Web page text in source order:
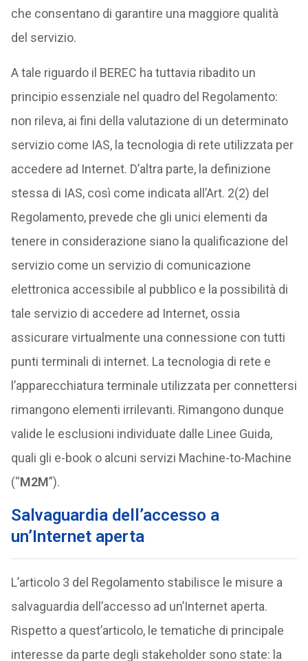
che consentano di garantire una maggiore qualità
del servizio.
A tale riguardo il BEREC ha tuttavia ribadito un
principio essenziale nel quadro del Regolamento:
non rileva, ai fini della valutazione di un determinato
servizio come IAS, la tecnologia di rete utilizzata per
accedere ad Internet. D’altra parte, la definizione
stessa di IAS, così come indicata all’Art. 2(2) del
Regolamento, prevede che gli unici elementi da
tenere in considerazione siano la qualificazione del
servizio come un servizio di comunicazione
elettronica accessibile al pubblico e la possibilità di
tale servizio di accedere ad Internet, ossia
assicurare virtualmente una connessione con tutti
punti terminali di internet. La tecnologia di rete e
l’apparecchiatura terminale utilizzata per connettersi
rimangono elementi irrilevanti. Rimangono dunque
valide le esclusioni individuate dalle Linee Guida,
quali gli e-book o alcuni servizi Machine-to-Machine
(“M2M”).
Salvaguardia dell’accesso a
un’Internet aperta
L’articolo 3 del Regolamento stabilisce le misure a
salvaguardia dell’accesso ad un’Internet aperta.
Rispetto a quest’articolo, le tematiche di principale
interesse da parte degli stakeholder sono state: la